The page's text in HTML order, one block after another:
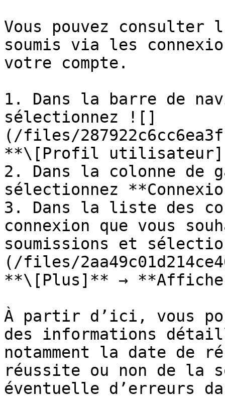
Vous pouvez
soumis via les
votre compte.
1. Dans la barre de
sélectionnez ![]
(/files/
**\[Profil utilisateur]
2. Dans la colonne de
sélectionnez
3. Dans la liste des
connexion que vous
soumissions et
(/files/
**\[Plus]** →
À partir d’ici, vous
des informations
notamment la date de
réussite ou non de la
éventuelle d’erreurs